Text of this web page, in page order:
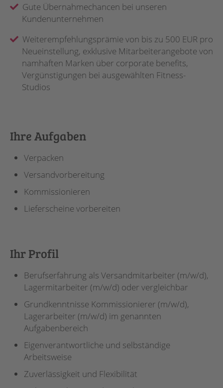
Ihre Aufgaben
Verpacken
Versandvorbereitung
Kommissionieren
Lieferscheine vorbereiten
Ihr Profil
Berufserfahrung als Versandmitarbeiter (m/w/d),
Lagermitarbeiter (m/w/d) oder vergleichbar
Grundkenntnisse Kommissionierer (m/w/d),
Lagerarbeiter (m/w/d) im genannten
Aufgabenbereich
Eigenverantwortliche und selbständige
Arbeitsweise
Zuverlässigkeit und Flexibilität
Gute Übernahmechancen bei unseren
Kundenunternehmen
Weiterempfehlungsprämie von bis zu 500 EUR pro
Neueinstellung, exklusive Mitarbeiterangebote von
namhaften Marken über corporate benefits,
Vergünstigungen bei ausgewählten Fitness-
Studios